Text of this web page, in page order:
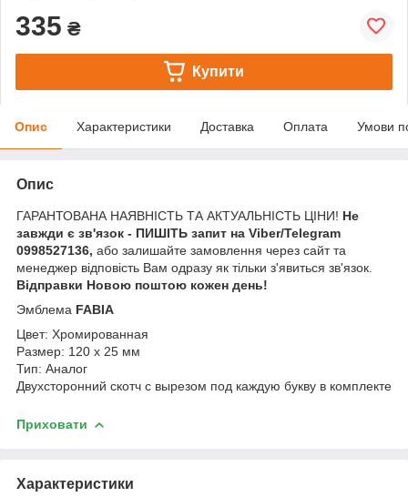
335 ₴
Купити
Опис Характеристики Доставка Оплата Умови
Опис
ГАРАНТОВАНА НАЯВНІСТЬ ТА АКТУАЛЬНІСТЬ ЦІНИ! Не
завжди є зв'язок - ПИШІТЬ запит на Viber/Telegram
0998527136, або залишайте замовлення через сайт та
менеджер відповість Вам одразу як тільки з'явиться зв'язок.
Відправки Новою поштою кожен день!
Эмблема FABIA
Цвет: Хромированная
Размер: 120 х 25 мм
Тип: Аналог
Двухсторонний скотч с вырезом под каждую букву в комплекте
Приховати
Характеристики